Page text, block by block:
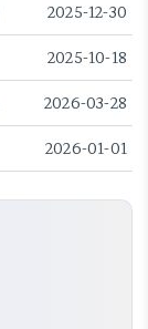
2025-12-30
2025-10-18
2026-03-28
2026-01-01